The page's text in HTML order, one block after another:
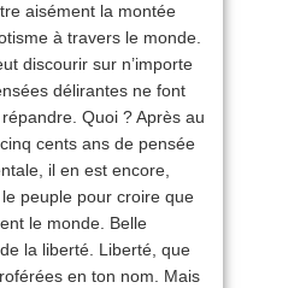
aisément la montée
à travers le monde.
discourir sur n’importe
délirantes ne font
Quoi ? Après au
cents ans de pensée
il en est encore,
peuple pour croire que
le monde. Belle
la liberté. Liberté, que
en ton nom. Mais